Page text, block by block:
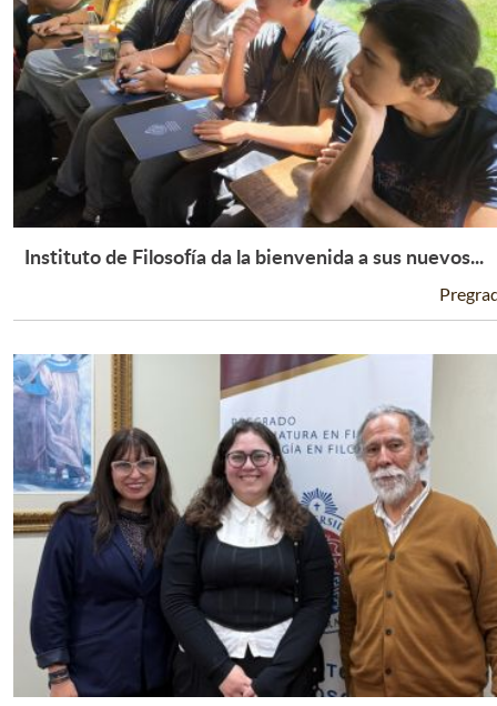
Leer Más +
Instituto de Filosofía da la bienvenida a sus nuevos...